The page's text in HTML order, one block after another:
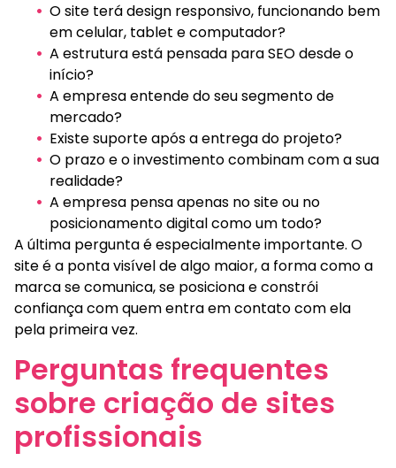
O site terá design responsivo, funcionando bem
em celular, tablet e computador?
A estrutura está pensada para SEO desde o
início?
A empresa entende do seu segmento de
mercado?
Existe suporte após a entrega do projeto?
O prazo e o investimento combinam com a sua
realidade?
A empresa pensa apenas no site ou no
posicionamento digital como um todo?
A última pergunta é especialmente importante. O
site é a ponta visível de algo maior, a forma como a
marca se comunica, se posiciona e constrói
confiança com quem entra em contato com ela
pela primeira vez.
Perguntas frequentes
sobre criação de sites
profissionais